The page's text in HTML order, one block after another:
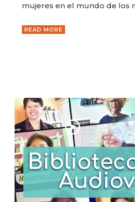
mujeres en el mundo de los
READ MORE